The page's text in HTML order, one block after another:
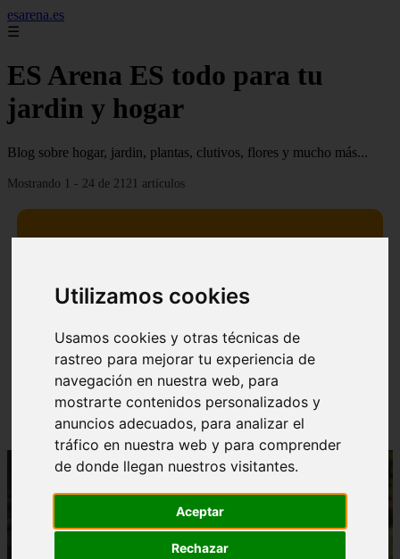
Utilizamos cookies
Usamos cookies y otras técnicas de
rastreo para mejorar tu experiencia de
navegación en nuestra web, para
mostrarte contenidos personalizados y
anuncios adecuados, para analizar el
tráfico en nuestra web y para comprender
de donde llegan nuestros visitantes.
Aceptar
Rechazar
esarena.es
☰
ES Arena ES todo para tu
jardin y hogar
Blog sobre hogar, jardin, plantas, clutivos, flores y mucho más...
Mostrando 1 - 24 de 2121 artículos
defendible